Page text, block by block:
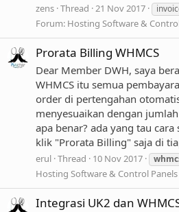
zens Thread 21 Nov 2017
Forum: Hosting Software &
Prorata Billing WHMCS
Dear Member DWH, saya
WHMCS itu semua
order di pertengahan
menyesuaikan dengan
apa benar? ada yang tau
klik "Prorata Billing" saja di
erul Thread 10 Nov 2017
Hosting Software & Control Panels
Integrasi UK2 dan